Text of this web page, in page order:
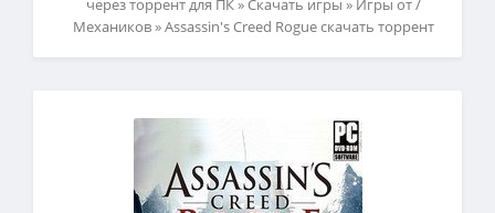
через торрент для ПК»Скачать игры » Игры от /
Механиков» Assassin's Creed Rogue скачать торрент